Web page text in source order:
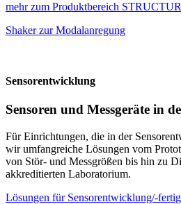
mehr zum Produktbereich
Shaker zur Modalanregung
Sensorentwicklung
Sensoren und Messgeräte in
Für Einrichtungen, die in der
wir umfangreiche Lösungen vom
von Stör- und Messgrößen bis hin zu
akkreditierten Laboratorium.
Lösungen für Sensorentwicklung/-